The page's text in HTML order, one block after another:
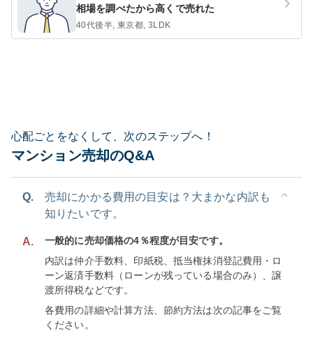
相場を調べたから高くで売れた
40代後半, 東京都, 3LDK
心配ごとをなくして、次のステップへ！
マンション売却のQ&A
Q.
売却にかかる費用の目安は？大まかな内訳も
知りたいです。
A.
一般的に売却価格の4％程度が目安です。
内訳は仲介手数料、印紙税、抵当権抹消登記費用・ロ
ーン返済手数料（ローンが残っている場合のみ）、譲
渡所得税などです。
各費用の詳細や計算方法、節約方法は次の記事をご覧
ください。